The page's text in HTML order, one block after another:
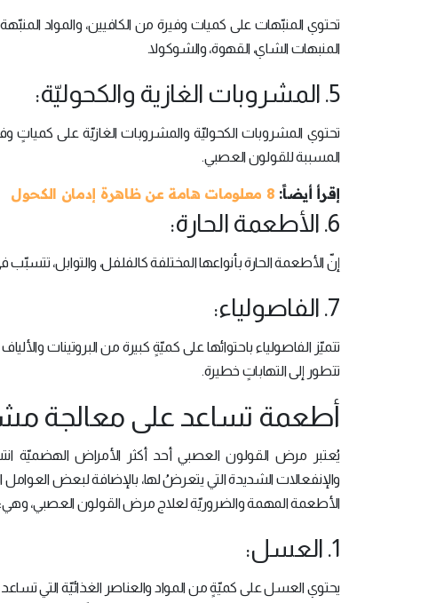
تحتوي المنبّهات على كميات وفيرة من الكافيين، والمواد
المنبهات الشاي، القهوة، والشوكولا.
5. المشروبات الغازية والكحوليّة:
تحتوي المشروبات الكحوليّة والمشروبات الغازيّة على كمياتٍ
المسببة للقولون العصبي.
إقرأ أيضاً: 8 معلومات هامة عن ظاهرة إدمان الكحول
6. الأطعمة الحارة:
إنّ الأطعمة الحارة بأنواعها المختلفة كالفلفل، والتوابل، تتسبّب
7. الفاصولياء:
تتميّز الفاصولياء باحتوائها على كميّةٍ كبيرة من البروتينات
تتطور إلى التهاباتٍ خطيرة.
أطعمة تساعد على معالجة
يُعتبر مرض القولون العصبي أحد أكثر الأمراض الهضميّة
والإنفعالات الشديدة التي يتعرضُ لها، بالإضافة لبعض
الأطعمة المهمة والضروريّة لعلاج مرض القولون العصبي، وهي:
1. العسل:
يحتوي العسل على كميّةٍ من المواد والعناصر الغذائيّة التي